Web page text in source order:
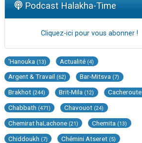
Podcast Halakha-Time
Cliquez-ici pour vous abonner !
'Hanouka (13) Actualité (4)
Argent & Travail (62) Bar-Mitsva (7)
Brakhot (244) Brit-Mila (12) Cacheroute
Chabbath (471) Chavouot (24)
Chemirat haLachone (21) Chemita (13)
Chiddoukh (7) Chémini Atseret (5)